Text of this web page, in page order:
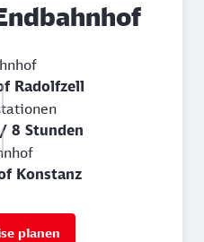
Radolfzell
8 Stunden
Konstanz
planen